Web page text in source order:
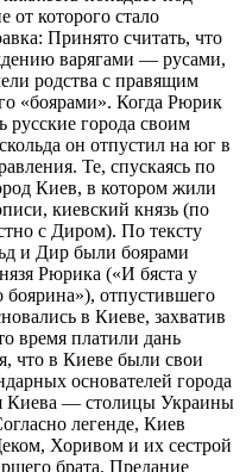
от которого стало
Принято считать, что
варягами — русами,
родства с правящим
«боярами». Когда Рюрик
русские города своим
он отпустил на юг в
Те, спускаясь по
Киев, в котором жили
киевский князь (по
с Диром). По тексту
и Дир были боярами
Рюрика («И бяста у
отпустившего
в Киеве, захватив
время платили дань
что в Киеве были свои
основателей города
— столицы Украины
легенде, Киев
Хоривом и их сестрой
брата. Предание